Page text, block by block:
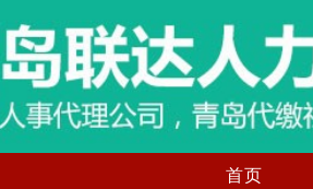
首页